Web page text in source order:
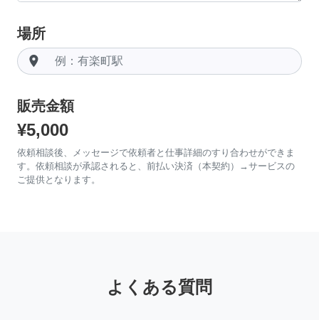
場所
room
販売金額
¥5,000
依頼相談後、メッセージで依頼者と仕事詳細のすり合わせができま
す。依頼相談が承認されると、前払い決済（本契約）→サービスの
ご提供となります。
よくある質問